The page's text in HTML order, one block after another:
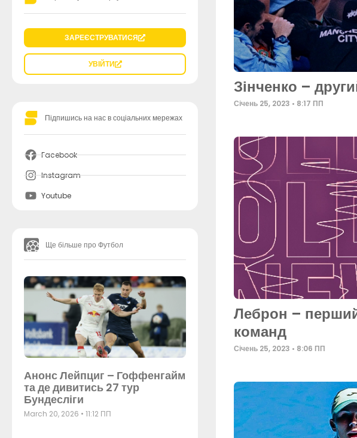
ЗАРЕЄСТРУВАТИСЯ
УВІЙТИ
Підпишись на нас в соціальних мережах
Facebook
Instagram
Youtube
Ще більше про Футбол
Анонс Лейпциг – Гоффенгайм
та де дивитись 27 тур
Бундесліги
March 20, 2026 11:12 ПП
Зінченко –
Січень 25, 2023 8:17 ПП
Леброн – перший
команд
Січень 25, 2023 8:06 ПП